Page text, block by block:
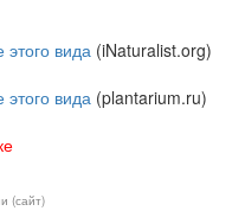
вида (iNaturalist.org)
вида (plantarium.ru)
(сайт)